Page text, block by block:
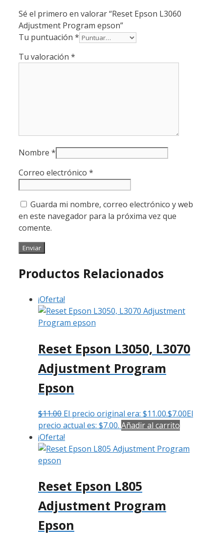
Sé el primero en valorar “Reset Epson L3060
Adjustment Program epson”
Tu puntuación *
Tu valoración *
Nombre *
Correo electrónico *
Guarda mi nombre, correo electrónico y web
en este navegador para la próxima vez que
comente.
Productos Relacionados
¡Oferta!
Reset Epson L3050, L3070
Adjustment Program
Epson
$11.00 El precio original era: $11.00.$7.00El
precio actual es: $7.00. Añadir al carrito
¡Oferta!
Reset Epson L805
Adjustment Program
Epson